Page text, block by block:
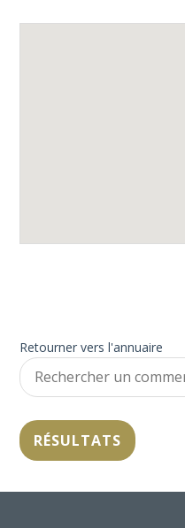
Retourner vers l'annuaire